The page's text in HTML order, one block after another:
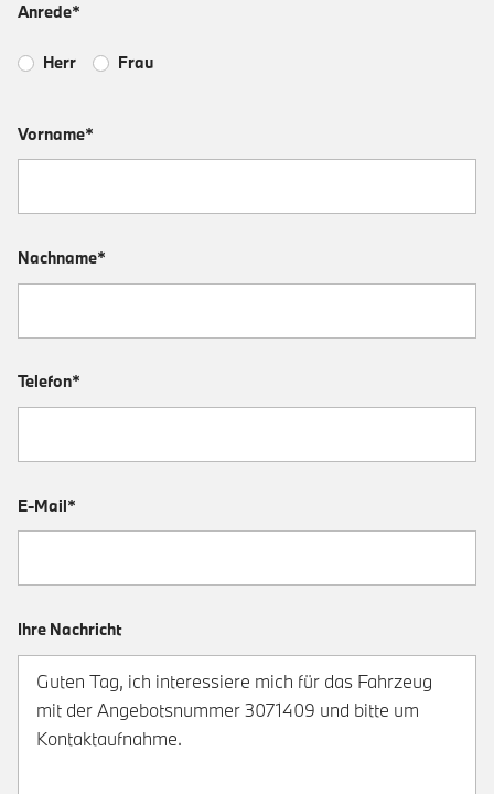
Anrede*
Herr Frau
Vorname*
Nachname*
Telefon*
E-Mail*
Ihre Nachricht